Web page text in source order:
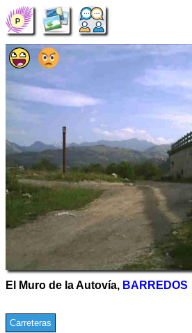
El Muro de la Autovía, BARREDOS
Carreteras